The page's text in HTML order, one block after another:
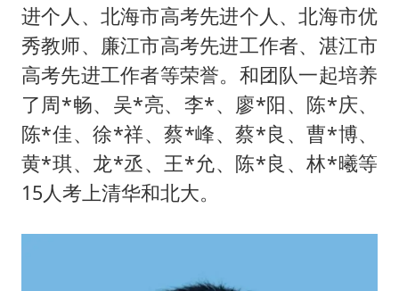
进个人、北海市高考先进个人、北海市优
秀教师、廉江市高考先进工作者、湛江市
高考先进工作者等荣誉。和团队一起培养
了周*畅、吴*亮、李*、廖*阳、陈*庆、
陈*佳、徐*祥、蔡*峰、蔡*良、曹*博、
黄*琪、龙*丞、王*允、陈*良、林*曦等
15人考上清华和北大。